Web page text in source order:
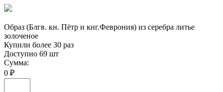
Образ (Блгв. кн. Пётр и кнг.Феврония) из серебра литье
золоченое
Купили более 30 раз
Доступно 69 шт
Сумма:
0 ₽